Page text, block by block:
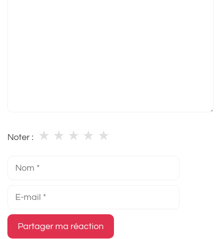
Noter : ★
★
★
★
★